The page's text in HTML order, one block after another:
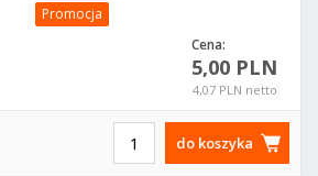
Promocja
Cena:
5,00 PLN
4,07 PLN netto
do koszyka